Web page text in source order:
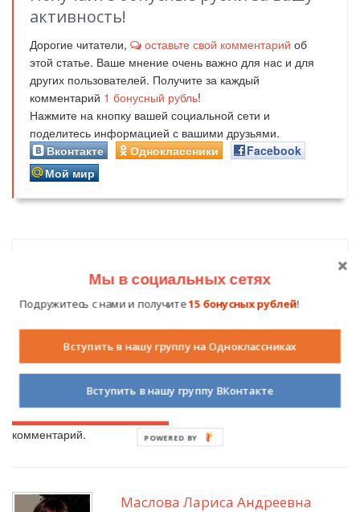
активность!
Дорогие читатели, оставьте свой комментарий об
этой статье. Ваше мнение очень важно для нас и для
других пользователей. Получите за каждый
комментарий 1 бонусный рубль!
Нажмите на кнопку вашей социальной сети и
поделитесь информацией с вашими друзьями.
Вконтакте
Одноклассники
Facebook
Мой мир
Похожие публикации
Комментарии (7)
Авторизуйтесь на сайте
, чтобы вы могли оставить свой
комментарий.
Маслова Лариса Андреевна
Мы в социальных сетях
Подружитесь с нами и получите15 бонусных рублей!
Вступить в нашу группу на Одноклассниках
Вступить в нашу группу ВКонтакте
POWERED BY